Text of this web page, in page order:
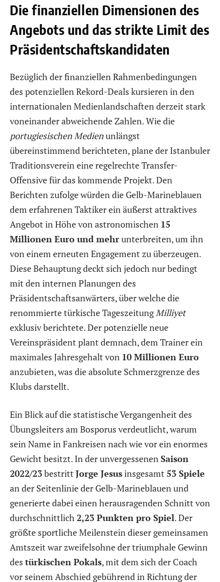
Die finanziellen Dimensionen des
Angebots und das strikte Limit des
Präsidentschaftskandidaten
Bezüglich der finanziellen Rahmenbedingungen
des potenziellen Rekord-Deals kursieren in den
internationalen Medienlandschaften derzeit stark
voneinander abweichende Zahlen. Wie die
portugiesischen Medienunlängst
übereinstimmend berichteten, plane der Istanbuler
Traditionsverein eine regelrechte Transfer-
Offensive für das kommende Projekt. Den
Berichten zufolge würden die Gelb-Marineblauen
dem erfahrenen Taktiker ein äußerst attraktives
Angebot in Höhe von astronomischen 15
Millionen Euro und mehrunterbreiten, um ihn
von einem erneuten Engagement zu überzeugen.
Diese Behauptung deckt sich jedoch nur bedingt
mit den internen Planungen des
Präsidentschaftsanwärters, über welche die
renommierte türkische Tageszeitung Milliyet
exklusiv berichtete. Der potenzielle neue
Vereinspräsident plant demnach, dem Trainer ein
maximales Jahresgehalt von 10 Millionen Euro
anzubieten, was die absolute Schmerzgrenze des
Klubs darstellt.
Ein Blick auf die statistische Vergangenheit des
Übungsleiters am Bosporus verdeutlicht, warum
sein Name in Fankreisen nach wie vor ein enormes
Gewicht besitzt. In der unvergessenenSaison
2022/23bestritt Jorge Jesusinsgesamt 53 Spiele
an der Seitenlinie der Gelb-Marineblauen und
generierte dabei einen herausragenden Schnitt von
durchschnittlich2,23 Punkten pro Spiel. Der
größte sportliche Meilenstein dieser gemeinsamen
Amtszeit war zweifelsohne der triumphale Gewinn
des türkischen Pokals, mit dem sich der Coach
vor seinem Abschied gebührend in Richtung der